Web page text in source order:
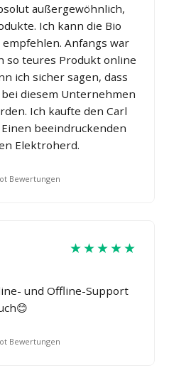
außergewöhnlich,
Ich kann die Bio
Anfangs war
so teures Produkt online
ich sicher sagen, dass
diesem Unternehmen
Ich kaufte den Carl
beeindruckenden
Elektroherd.
Bewertungen
★★★★★
und Offline-Support
Bewertungen